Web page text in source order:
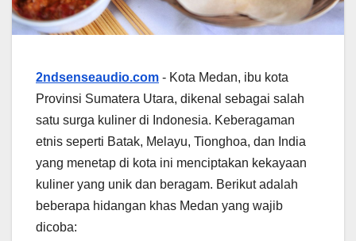
2ndsenseaudio.com - Kota Medan, ibu kota
Provinsi Sumatera Utara, dikenal sebagai salah
satu surga kuliner di Indonesia. Keberagaman
etnis seperti Batak, Melayu, Tionghoa, dan India
yang menetap di kota ini menciptakan kekayaan
kuliner yang unik dan beragam. Berikut adalah
beberapa hidangan khas Medan yang wajib
dicoba:​